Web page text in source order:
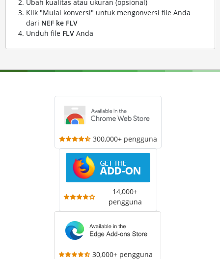
Ubah kualitas atau ukuran (opsional)
Klik "Mulai konversi" untuk mengonversi file Anda
dari NEF ke FLV
Unduh file FLVAnda
300,000+ pengguna
14,000+
pengguna
30,000+ pengguna